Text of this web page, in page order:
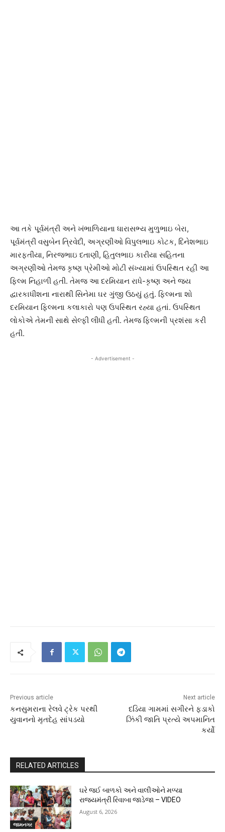
આ તકે પૂર્વમંત્રી અને ખંભાળિયાના ધારાસભ્ય મુળુભાઇ બેરા,
પૂર્વમંત્રી વસુબેન ત્રિવેદી, અગ્રણીઓ વિપુલભાઇ કોટક, દિનેશભાઇ
મારફતીયા, નિરજભાઇ દતાણી, હિતુલભાઇ કારીયા સહિતના
અગ્રણીઓ તેમજ કૃષ્ણ પ્રેમીઓ મોટી સંખ્યામાં ઉપસ્થિત રહી આ
ફિલ્મ નિહાળી હતી. તેમજ આ દરમિયાન રાધે-કૃષ્ણ અને જય
દ્વારકાધીશના નારાથી સિનેમા ઘર ગુંજી ઉઠયું હતું. ફિલ્મના શો
દરમિયાન ફિલ્મના કલાકારો પણ ઉપસ્થિત રહ્યા હતાં. ઉપસ્થિત
લોકોએ તેમની સાથે સેલ્ફી લીધી હતી. તેમજ ફિલ્મની પ્રશંસા કરી
હતી.
- Advertisement -
Previous article
કનસુમરાના રેલવે ટ્રેક પરથી
યુવાનનો મૃતદેહ સાંપડયો
Next article
દડિયા ગામમાં સગીરને ફડાકો
ઝિંકી જાતિ પ્રત્યે અપમાનિત
કર્યો
RELATED ARTICLES
જામનગર
ઘરે જઈ બાળકો અને વાલીઓને મળ્યા
રાજ્યમંત્રી રિવાબા જાડેજા – VIDEO
August 6, 2026